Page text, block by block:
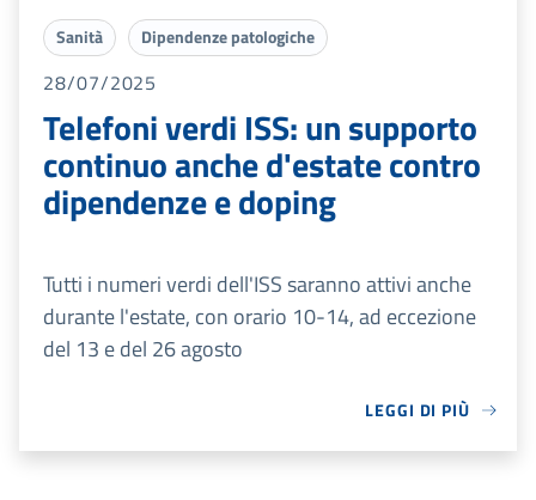
Sanità Dipendenze patologiche
28/07/2025
Telefoni verdi ISS: un supporto
continuo anche d'estate contro
dipendenze e doping
Tutti i numeri verdi dell'ISS saranno attivi anche
durante l'estate, con orario 10-14, ad eccezione
del 13 e del 26 agosto
LEGGI DI PIÙ